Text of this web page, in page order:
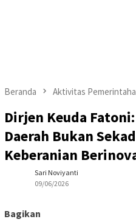
Beranda Aktivitas
Dirjen Keuda
Daerah Bukan
Keberanian
Sari Noviyanti
09/06/2026
Bagikan